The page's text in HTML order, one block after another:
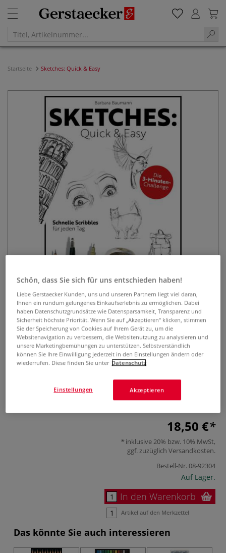
Startseite Sketches: Quick & Easy
Sketches: Quick & Easy
0 Bewertungen
Schnelle Scribbles für jeden Tag. Entspannt und locker,
ohne Perfektionismus, konzentriert aufs Wesentliche. Dieses
umsetzbar sind - Zeichnen lernen Schritt für Schritt.
18,50 €
inklusive 20% bzw. 10% MwSt,
ggf. zuzüglich Versandkosten.
Bestell-Nr.08-92304
Auf Lager.
In den Warenkorb
Artikel auf den Merkzettel
Das könnte Sie auch interessieren
Schön, dass Sie sich für uns entschieden haben!
Liebe Gerstaecker Kunden, uns und unseren Partnern liegt viel daran,
Ihnen ein rundum gelungenes Einkaufserlebnis zu ermöglichen. Dabei
haben Datenschutzgrundsätze wie Datensparsamkeit, Transparenz und
Sicherheit höchste Priorität. Wenn Sie auf „Akzeptieren“ klicken, stimmen
Sie der Speicherung von Cookies auf Ihrem Gerät zu, um die
Websitenavigation zu verbessern, die Websitenutzung zu analysieren und
unsere Marketingbemühungen zu unterstützen. Selbstverständlich
können Sie Ihre Einwilligung jederzeit in den Einstellungen ändern oder
wiederrufen. Diese finden Sie unter Datenschutz
Akzeptieren
Einstellungen